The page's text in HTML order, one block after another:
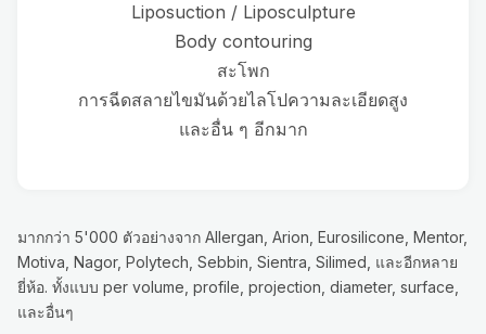
Liposuction / Liposculpture
Body contouring
สะโพก
การฉีดสลายไขมันด้วยไลโปความละเอียดสูง
และอื่น ๆ อีกมาก
มากกว่า 5'000 ตัวอย่างจาก Allergan, Arion, Eurosilicone, Mentor,
Motiva, Nagor, Polytech, Sebbin, Sientra, Silimed, และอีกหลาย
ยี่ห้อ. ทั้งแบบ per volume, profile, projection, diameter, surface,
และอื่นๆ